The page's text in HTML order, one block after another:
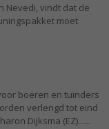
Nevedi, vindt dat de
moet
boeren en tuinders
verlengd tot eind
Dijksma (EZ)...